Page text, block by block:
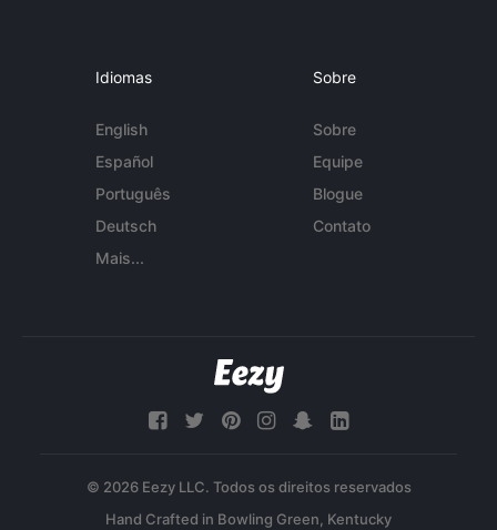
Idiomas
English
Español
Português
Deutsch
Mais...
Sobre
Sobre
Equipe
Blogue
Contato
© 2026 Eezy LLC. Todos os direitos reservados